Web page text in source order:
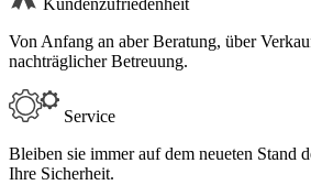
Kundenzufriedenheit
Von Anfang an aber Beratung, über
nachträglicher Betreuung.
Service
Bleiben sie immer auf dem neueten Stand
Ihre Sicherheit.